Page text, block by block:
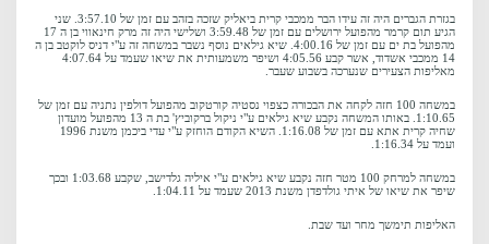
בגזרת הגברים היה זה עידו הבר ממכבי קרית ביאליק שזכה בזהב עם זמן של 3:57.10. שני
הגיע תום קרמר מהפועל ירושלים עם זמן של 3:59.48 ושלישי היה זה מרק חינאווי בן ה 17
מהפועל בת ים עם זמן של 4:00.16. שיא גילאים נוסף נשבר במשחה זה ע"י דניס לוקטב בן ה
14 ממכבי אשדוד, אשר קבע 4:05.56 ושיפר משמעותית את שיאו שעמד על 4:07.64
מאליפות הצעירים שנערכה בשבוע שעבר.
במשחה 100 חזה לקחה את הבכורה כצפוי נסטיה קורטקוב מהפועל דולפין נתניה עם זמן של
1:10.65. באותו המשחה נקבע שיא גילאים ע"י ניקול ברקוביץ' בת ה 13 מהפועל מועדון
שחיה קרית אתא עם זמן של 1:16.08. השיא הקודם הוחזק ע"י עדי ביכמן משנת 1996
ועמד על 1:16.34.
במשחה למרחק 100 מטר חזה נקבע שיא גילאים ע"י איליה גלדישב, שקבע 1:03.68 ובכך
שיפר את שיאו של איתי גולדפדן משנת 2013 שעמד על 1:04.11.
האליפות תימשך מחר ועד שבת.